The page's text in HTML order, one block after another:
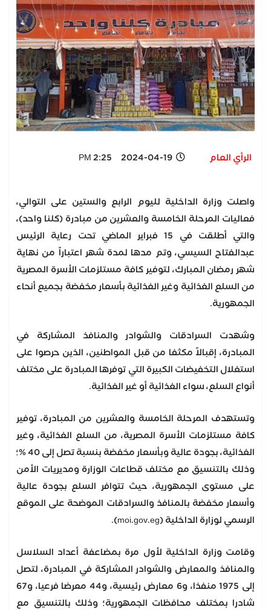
الرأي العام 2024-04-19 2:25 PM
واصلت وزارة الداخلية لليوم الرابع والستين على التوالي،
فعاليات المرحلة الخامسة والعشرين من مبادرة (كلنا واحد)،
والتي أطلقت في 15 فبراير الماضي تحت رعاية الرئيس
عبدالفتاح السيسي، وتم مدها لمدة شهر اعتباراً من نهاية
شهر رمضان المبارك، لتوفير كافة مستلزمات الأسرة المصرية
من السلع الغذائية وغير الغذائية بأسعار مخفضة بجميع أنحاء
الجمهورية.
وشهدت السرادقات والشوادر والمنافذ المشاركة في
المبادرة، إقبالاً مكثفا من قبل المواطنين، الذين حرصوا على
استغلال التخفيضات الكبيرة التي توفرها المبادرة على مختلف
أنواع السلع، سواء الغذائية أو غير الغذائية.
وتستهدف المرحلة الخامسة والعشرين من المبادرة، توفير
كافة مستلزمات الأسرة المصرية، من السلع الغذائية، وغير
الغذائية، بجودة عالية وبأسعار مخفضة بنسبة تصل إلى 40 %؛
وذلك بالتنسيق مع مختلف قطاعات الوزارة ومديريات الأمن
على مستوى الجمهورية، حيث تتوافر السلع بجودة عالية
وأسعار مخفضة بالمنافذ والسرادقات الموضحة على الموقع
الرسمي لوزارة الداخلية (moi.gov.eg).
وقامت وزارة الداخلية لأول مرة بمضاعفة أعداد السلاسل
والمنافذ والمعارض والشوادر المشاركة في المبادرة، لتصل
إلى 1975 منفذا، و6 معارض رئيسية، و44 معرضا فرعيا، و67
شادرا بمختلف محافظات الجمهورية؛ وذلك بالتنسيق مع